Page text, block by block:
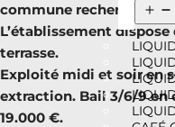
commune recherchée
L’établissement
terrasse.
Exploité midi et soir en
extraction. Bail 3/6/9 en
19.000 €.